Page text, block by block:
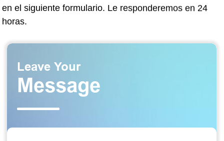
en el siguiente formulario. Le responderemos en 24
horas.